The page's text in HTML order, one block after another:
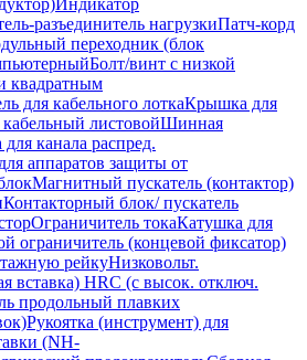
Индикатор
разъединитель нагрузкиПатч-корд
переходник (блок
Болт/винт с низкой
квадратным
для кабельного лоткаКрышка для
листовойШинная
для канала распред.
аппаратов защиты от
Магнитный пускатель (контактор)
Контакторный блок/ пускатель
Ограничитель токаКатушка для
ограничитель (концевой фиксатор)
рейкуНизковольт.
вставка) HRC (с высок. отключ.
продольный плавких
Рукоятка (инструмент) для
(NH-